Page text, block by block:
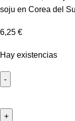
soju en Corea del
6,25 €
Hay existencias